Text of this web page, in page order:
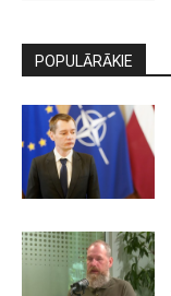
POPULĀRĀKIE